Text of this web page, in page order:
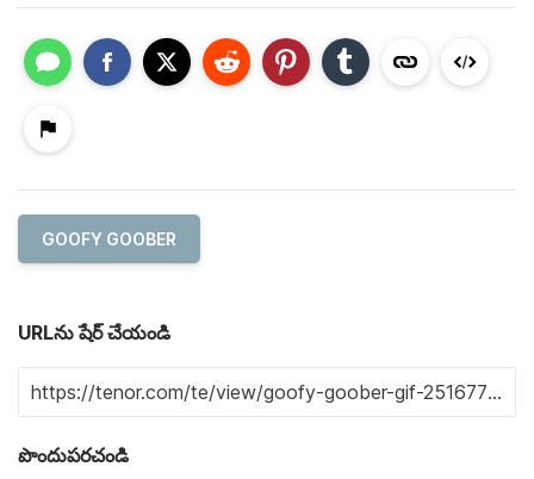
GOOFY GOOBER
URLను షేర్ చేయండి
పొందుపరచండి